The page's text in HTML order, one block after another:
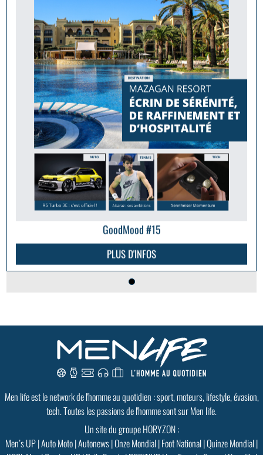
GoodMood #15
PLUS D'INFOS
Men life est le network de l'homme au quotidien : sport, moteurs, lifestyle, évasion,
tech. Toutes les passions de l'homme sont sur Men life.
Un site du groupe HORYZON :
Men’s UP|Auto Moto|Autonews|Onze Mondial|Foot National|Quinze Mondial|